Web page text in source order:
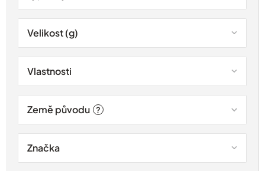
Velikost (g)
Vlastnosti
Země původu ?
Značka